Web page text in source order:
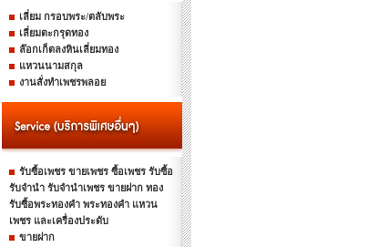
เลี่ยม กรอบพระ/ตลับพระ
เลี่ยมตะกรุดทอง
ล๊อกเก็ตลงหินเลี่ยมทอง
แหวนนามสกุล
งานสั่งทำเพชรพลอย
รับซื้อเพชร ขายเพชร ซื้อเพชร รับซื้อ
รับจำนำ รับจำนำเพชร ขายฝาก ทอง
รับซื้อพระทองคำ พระทองคำ แหวน
เพชร และเครื่องประดับ
ขายฝาก